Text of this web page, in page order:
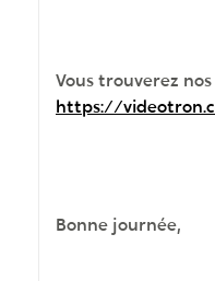
Vous trouverez
https://
Bonne journée,